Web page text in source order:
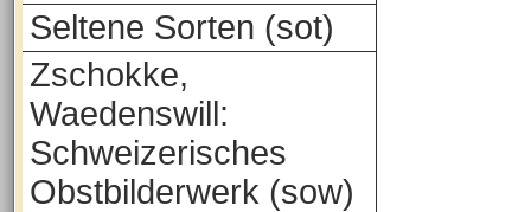
Seltene Sorten (sot)
Zschokke,
Waedenswill:
Schweizerisches
Obstbilderwerk (sow)